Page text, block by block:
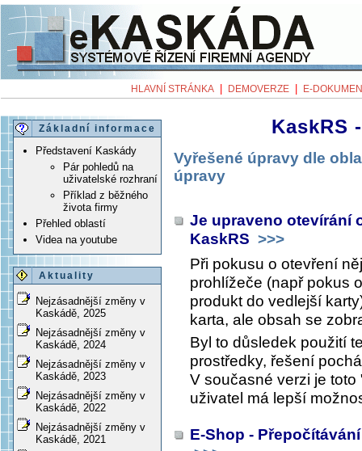
HLAVNÍ STRÁNKA DEMOVERZE E-
Základní informace
Představení Kaskády
Pár pohledů na
uživatelské rozhraní
Příklad z běžného
života firmy
Přehled oblastí
Videa na youtube
Aktuality
Nejzásadnější změny v
Kaskádě, 2025
Nejzásadnější změny v
Kaskádě, 2024
Nejzásadnější změny v
Kaskádě, 2023
Nejzásadnější změny v
Kaskádě, 2022
Nejzásadnější změny v
Kaskádě, 2021
KaskRS
Vyřešené úpravy dle
úpravy
Je upraveno otevírání
KaskRS >>>
Při pokusu o otevření
prohlížeče (např pokus
produkt do vedlejší
karta, ale obsah se
Byl to důsledek použití
prostředky, řešení
V současné verzi je
uživatel má lepší
E-Shop -